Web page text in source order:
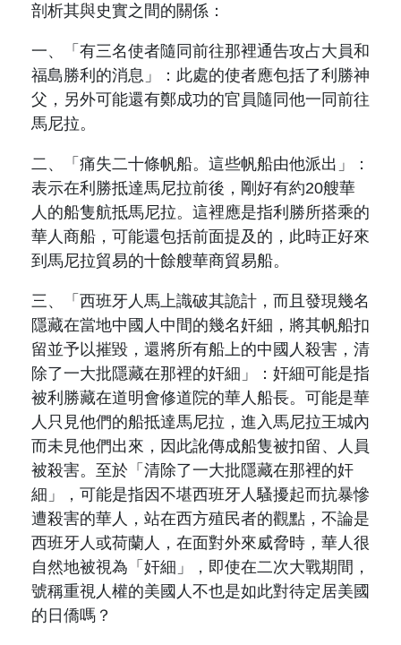
剖析其與史實之間的關係：
一、「有三名使者隨同前往那裡通告攻占大員和
福島勝利的消息」：此處的使者應包括了利勝神
父，另外可能還有鄭成功的官員隨同他一同前往
馬尼拉。
二、「痛失二十條帆船。這些帆船由他派出」：
表示在利勝抵達馬尼拉前後，剛好有約20艘華
人的船隻航抵馬尼拉。這裡應是指利勝所搭乘的
華人商船，可能還包括前面提及的，此時正好來
到馬尼拉貿易的十餘艘華商貿易船。
三、「西班牙人馬上識破其詭計，而且發現幾名
隱藏在當地中國人中間的幾名奸細，將其帆船扣
留並予以摧毀，還將所有船上的中國人殺害，清
除了一大批隱藏在那裡的奸細」：奸細可能是指
被利勝藏在道明會修道院的華人船長。可能是華
人 只 見他們的船抵達馬尼拉，進入馬尼拉王城內
而未見他們出來，因此訛傳成船隻被扣留、人員
被殺害。至於「清除了一大批隱藏在那裡的奸
細」，可能是指因不堪西班牙人騷擾起而抗暴慘
遭殺害的華人，站在西方殖民者的觀點，不論是
西班牙人或荷蘭人，在面對外來威脅時，華人很
自然地被視為「奸細」，即使在二次大戰期間，
號稱重視人權的美國人不也是如此對待定居美國
的日僑嗎？